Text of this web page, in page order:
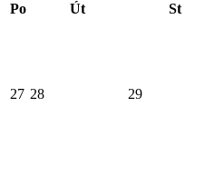
Po
Út St
27 28 29